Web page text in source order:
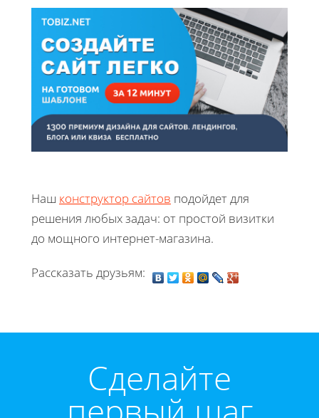
Наш конструктор сайтов подойдет для
решения любых задач: от простой визитки
до мощного интернет-магазина.
Рассказать друзьям:
Cделайте